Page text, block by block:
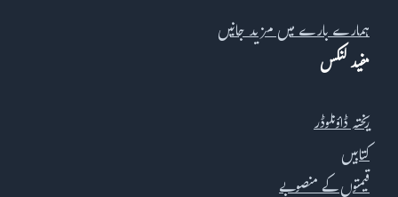
ہمارے بارے میں مزید جانیں
مفید لنکس
ریختہ ڈاؤنلوڈر
کتابیں